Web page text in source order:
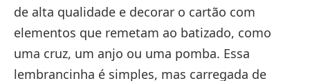
de alta qualidade e decorar o cartão com
elementos que remetam ao batizado, como
uma cruz, um anjo ou uma pomba. Essa
lembrancinha é simples, mas carregada de